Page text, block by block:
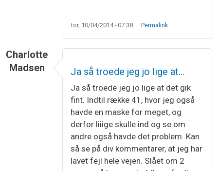
tor, 10/04/2014 - 07:38 Permalink
Charlotte
Madsen
Ja så troede jeg jo lige at…
Ja så troede jeg jo lige at det gik
fint. Indtil række 41, hvor jeg også
havde en maske for meget, og
derfor liiige skulle ind og se om
andre også havde det problem. Kan
så se på div kommentarer, at jeg har
lavet fejl hele vejen. Slået om 2